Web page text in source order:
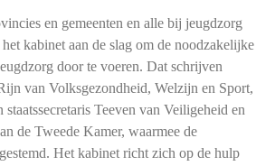
en gemeenten en alle bij jeugdzorg
kabinet aan de slag om de noodzakelijke
door te voeren. Dat schrijven
van Volksgezondheid, Welzijn en Sport,
staatssecretaris Teeven van Veiligeheid en
de Tweede Kamer, waarmee de
Het kabinet richt zich op de hulp